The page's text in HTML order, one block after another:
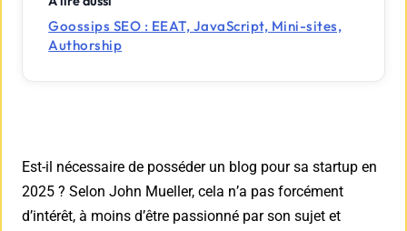
Goossips SEO : EEAT, JavaScript, Mini-sites,
Authorship
Est-il nécessaire de posséder un blog pour sa startup en
2025 ? Selon John Mueller, cela n’a pas forcément
d’intérêt, à moins d’être passionné par son sujet et